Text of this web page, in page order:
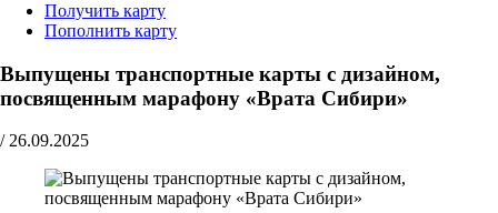
Получить карту
Пополнить карту
Выпущены транспортные карты с дизайном,
посвященным марафону «Врата Сибири»
/ 26.09.2025